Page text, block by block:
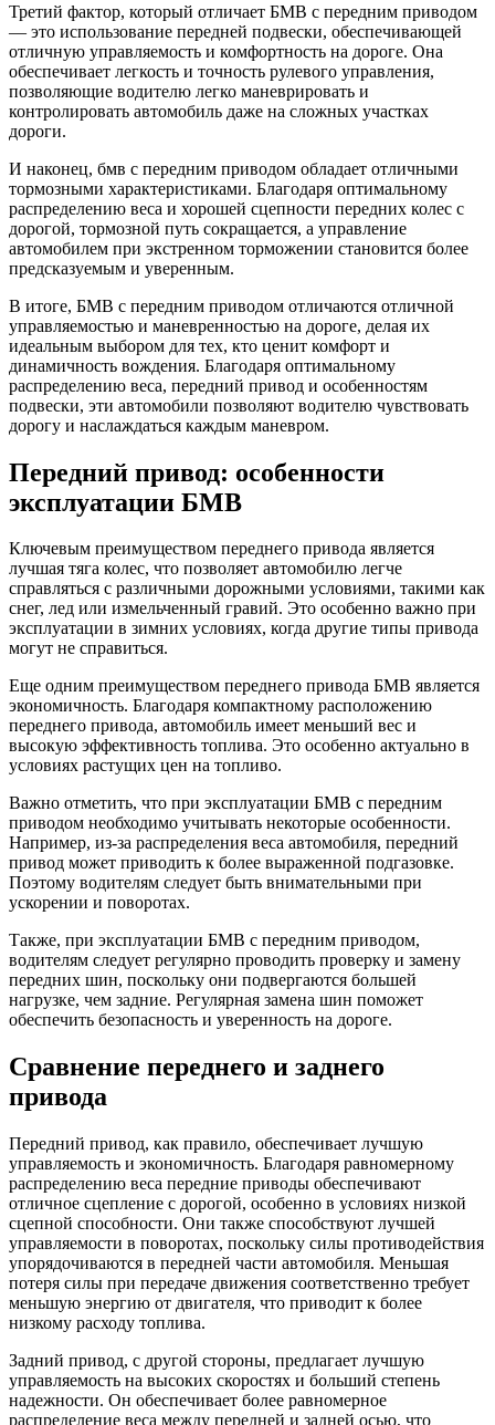
Третий фактор, который отличает БМВ с передним приводом
— это использование передней подвески, обеспечивающей
отличную управляемость и комфортность на дороге. Она
обеспечивает легкость и точность рулевого управления,
позволяющие водителю легко маневрировать и
контролировать автомобиль даже на сложных участках
дороги.
И наконец, бмв с передним приводом обладает отличными
тормозными характеристиками. Благодаря оптимальному
распределению веса и хорошей сцепности передних колес с
дорогой, тормозной путь сокращается, а управление
автомобилем при экстренном торможении становится более
предсказуемым и уверенным.
В итоге, БМВ с передним приводом отличаются отличной
управляемостью и маневренностью на дороге, делая их
идеальным выбором для тех, кто ценит комфорт и
динамичность вождения. Благодаря оптимальному
распределению веса, передний привод и особенностям
подвески, эти автомобили позволяют водителю чувствовать
дорогу и наслаждаться каждым маневром.
Передний привод: особенности
эксплуатации БМВ
Ключевым преимуществом переднего привода является
лучшая тяга колес, что позволяет автомобилю легче
справляться с различными дорожными условиями, такими как
снег, лед или измельченный гравий. Это особенно важно при
эксплуатации в зимних условиях, когда другие типы привода
могут не справиться.
Еще одним преимуществом переднего привода БМВ является
экономичность. Благодаря компактному расположению
переднего привода, автомобиль имеет меньший вес и
высокую эффективность топлива. Это особенно актуально в
условиях растущих цен на топливо.
Важно отметить, что при эксплуатации БМВ с передним
приводом необходимо учитывать некоторые особенности.
Например, из-за распределения веса автомобиля, передний
привод может приводить к более выраженной подгазовке.
Поэтому водителям следует быть внимательными при
ускорении и поворотах.
Также, при эксплуатации БМВ с передним приводом,
водителям следует регулярно проводить проверку и замену
передних шин, поскольку они подвергаются большей
нагрузке, чем задние. Регулярная замена шин поможет
обеспечить безопасность и уверенность на дороге.
Сравнение переднего и заднего
привода
Передний привод, как правило, обеспечивает лучшую
управляемость и экономичность. Благодаря равномерному
распределению веса передние приводы обеспечивают
отличное сцепление с дорогой, особенно в условиях низкой
сцепной способности. Они также способствуют лучшей
управляемости в поворотах, поскольку силы противодействия
упорядочиваются в передней части автомобиля. Меньшая
потеря силы при передаче движения соответственно требует
меньшую энергию от двигателя, что приводит к более
низкому расходу топлива.
Задний привод, с другой стороны, предлагает лучшую
управляемость на высоких скоростях и больший степень
надежности. Он обеспечивает более равномерное
распределение веса между передней и задней осью, что